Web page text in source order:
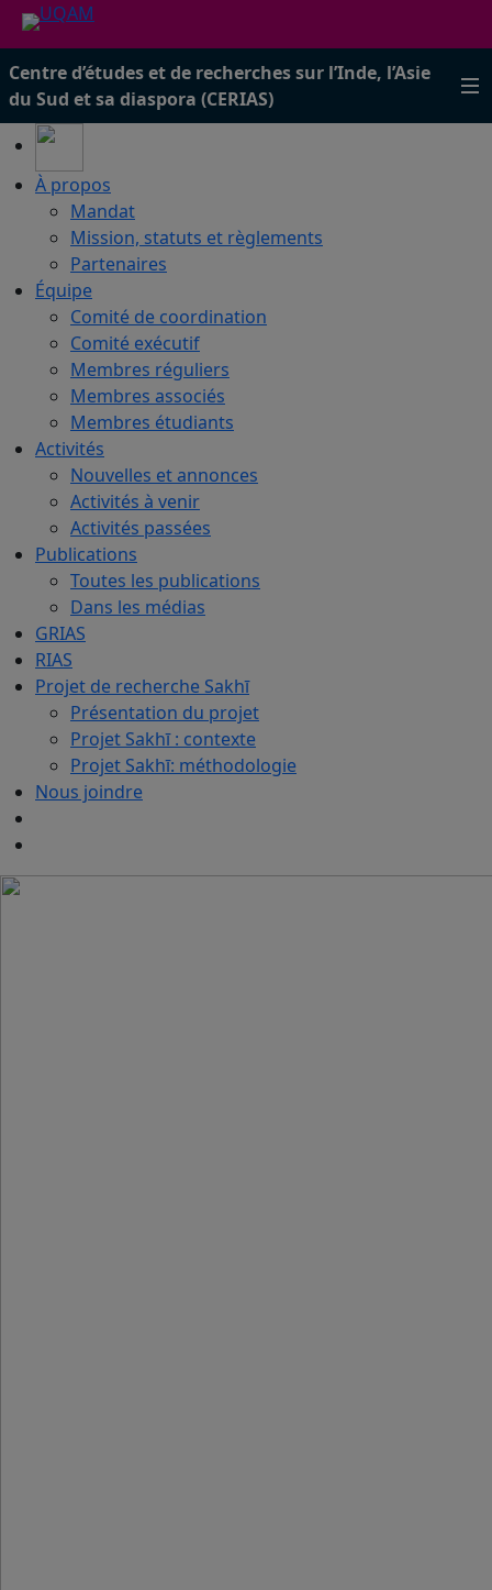
Centre d’études et de recherches sur l’Inde, l’Asie
du Sud et sa diaspora (CERIAS)
À propos
Mandat
Mission, statuts et règlements
Partenaires
Équipe
Comité de coordination
Comité exécutif
Membres réguliers
Membres associés
Membres étudiants
Activités
Nouvelles et annonces
Activités à venir
Activités passées
Publications
Toutes les publications
Dans les médias
GRIAS
RIAS
Projet de recherche Sakhī
Présentation du projet
Projet Sakhī : contexte
Projet Sakhī: méthodologie
Nous joindre